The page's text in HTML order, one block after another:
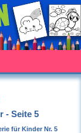
- Seite 5
für Kinder Nr. 5